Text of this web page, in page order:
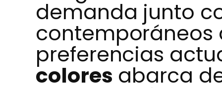
demanda junto
contemporáneos
preferencias
colores abarca